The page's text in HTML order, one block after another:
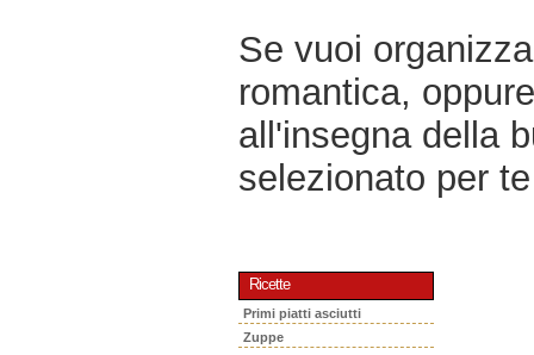
Se vuoi
romantica,
all'insegna della
selezionato per
Ricette
Primi piatti asciutti
Zuppe